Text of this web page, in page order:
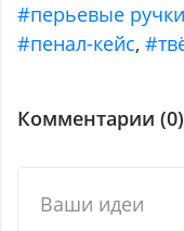
#перьевые ручки
#пенал-кейс,
Комментарии (0)